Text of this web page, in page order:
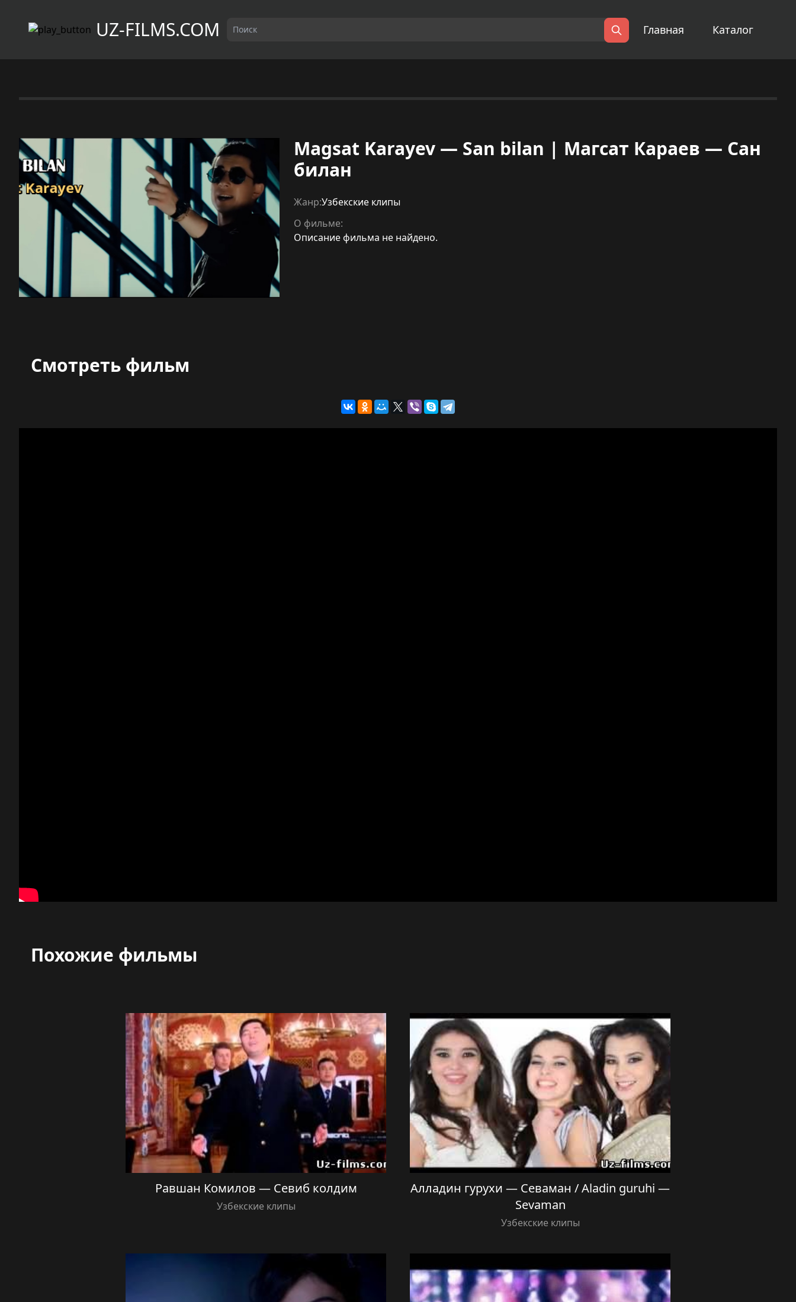
UZ-FILMS.COM Поиск
Главная Каталог
Magsat Karayev — San bilan | Магсат Караев — Сан
билан
Жанр:Узбекские клипы
О фильме:
Описание фильма не найдено.
Смотреть фильм
Похожие фильмы
Равшан Комилов — Севиб колдим
Узбекские клипы
Алладин гурухи — Севаман / Aladin guruhi —
Sevaman
Узбекские клипы